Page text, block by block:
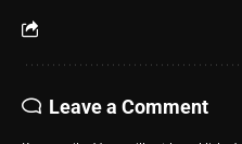
Leave a Comment